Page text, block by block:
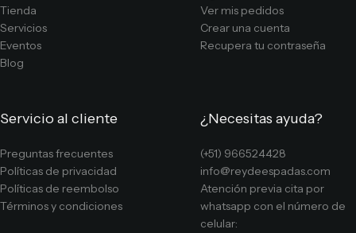
Tienda
Servicios
Eventos
Blog
Ver mis pedidos
Crear una cuenta
Recupera tu contraseña
Servicio al cliente
Preguntas frecuentes
Políticas de privacidad
Políticas de reembolso
Términos y condiciones
¿Necesitas ayuda?
(+51) 966524428
info@reydeespadas.com
Atención previa cita por
whatsapp con el número de
celular: